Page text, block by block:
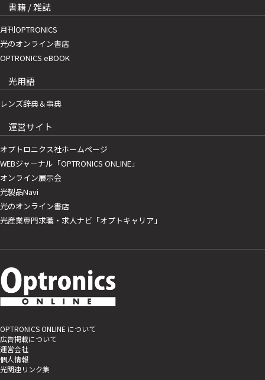
書籍 / 雑誌
月刊OPTRONICS
光のオンライン書店
OPTRONICS eBOOK
光用語
レンズ辞典＆事典
運営サイト
オプトロニクス社ホームページ
WEBジャーナル「OPTRONICS ONLINE」
オンライン展示会
光製品Navi
光のオンライン書店
光産業専門求職・求人ナビ「オプトキャリア」
OPTRONICS ONLINE について
広告掲載について
運営会社
個人情報
光関連リンク集